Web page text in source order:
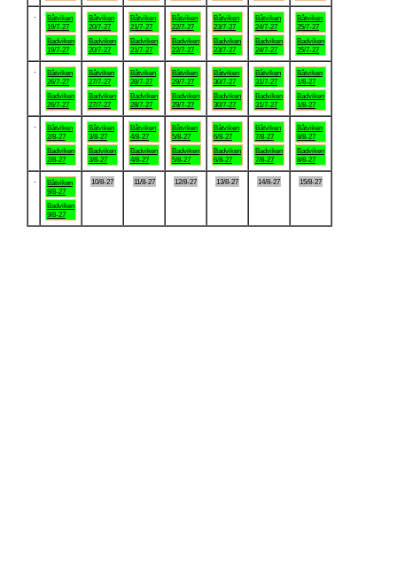
Båtviken
19/7-27
Badviken
19/7-27
Båtviken
20/7-27
Badviken
20/7-27
Båtviken
21/7-27
Badviken
21/7-27
Båtviken
22/7-27
Badviken
22/7-27
Båtviken
23/7-27
Badviken
23/7-27
Båtviken
24/7-27
Badviken
24/7-27
Båtviken
25/7-27
Badviken
25/7-27
Båtviken
26/7-27
Badviken
26/7-27
Båtviken
27/7-27
Badviken
27/7-27
Båtviken
28/7-27
Badviken
28/7-27
Båtviken
29/7-27
Badviken
29/7-27
Båtviken
30/7-27
Badviken
30/7-27
Båtviken
31/7-27
Badviken
31/7-27
Båtviken
1/8-27
Badviken
1/8-27
Båtviken
2/8-27
Badviken
2/8-27
Båtviken
3/8-27
Badviken
3/8-27
Båtviken
4/8-27
Badviken
4/8-27
Båtviken
5/8-27
Badviken
5/8-27
Båtviken
6/8-27
Badviken
6/8-27
Båtviken
7/8-27
Badviken
7/8-27
Båtviken
8/8-27
Badviken
8/8-27
Båtviken
9/8-27
Badviken
9/8-27
10/8-27 11/8-27 12/8-27 13/8-27 14/8-27 15/8-27